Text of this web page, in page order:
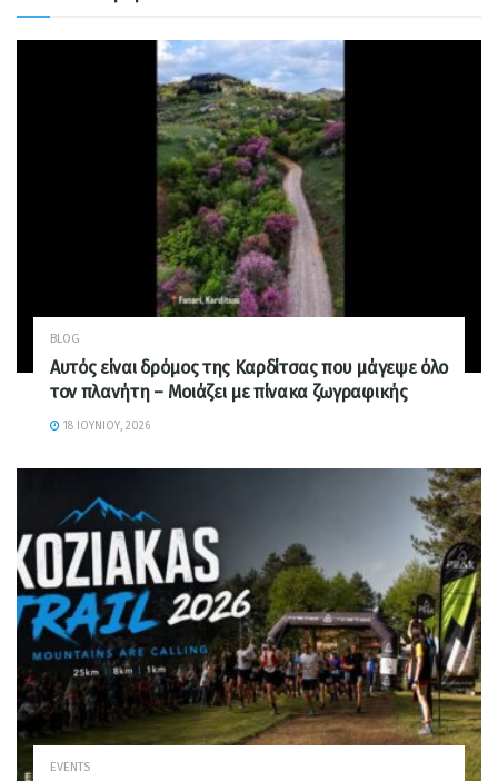
BLOG
Αυτός είναι δρόμος της Καρδίτσας που μάγεψε όλο
τον πλανήτη – Μοιάζει με πίνακα ζωγραφικής
18 ΙΟΥΝΊΟΥ, 2026
EVENTS